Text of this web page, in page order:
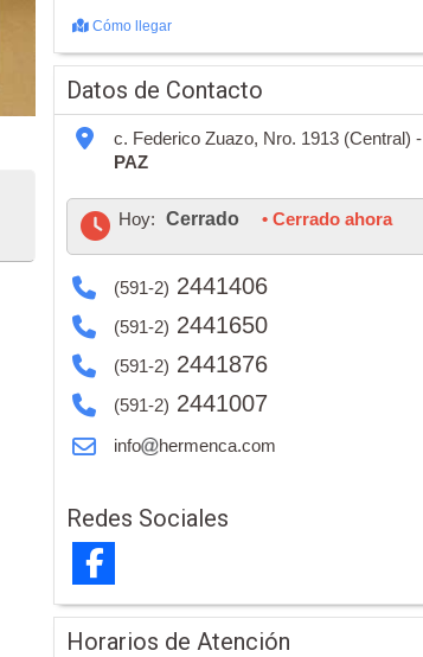
Cómo llegar
Datos de Contacto
c. Federico Zuazo, Nro. 1913 (Central) -
PAZ
Hoy: Cerrado • Cerrado ahora
(591-2) 2441406
(591-2) 2441650
(591-2) 2441876
(591-2) 2441007
info hermenca.com
Redes Sociales
Horarios de Atención